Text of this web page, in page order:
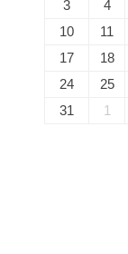
3
4
10
11
17
18
24
25
31
1